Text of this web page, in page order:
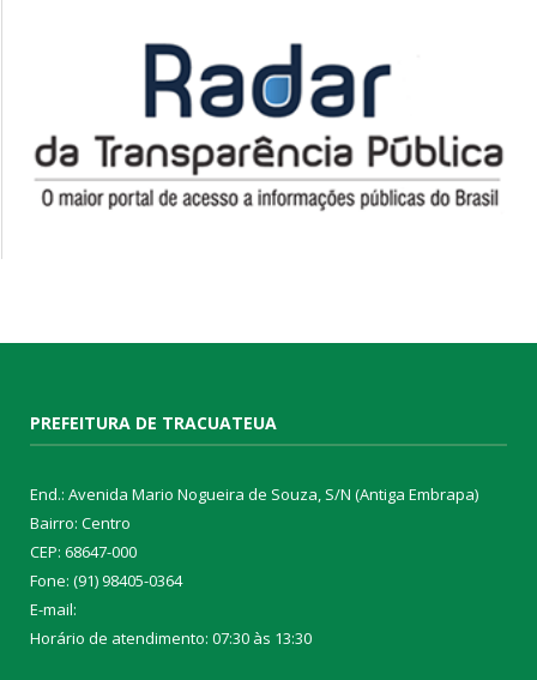
PREFEITURA DE TRACUATEUA
End.: Avenida Mario Nogueira de Souza, S/N (Antiga Embrapa)
Bairro: Centro
CEP: 68647-000
Fone: (91) 98405-0364
E-mail:
Horário de atendimento: 07:30 às 13:30